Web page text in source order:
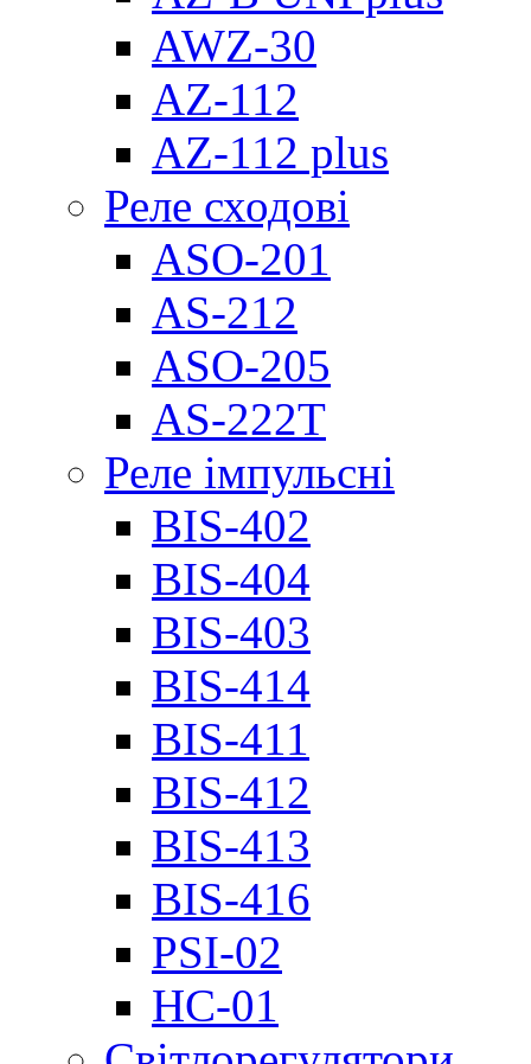
AWZ-30
AZ-112
AZ-112 plus
Реле сходові
ASO-201
AS-212
ASO-205
AS-222T
Реле імпульсні
BIS-402
BIS-404
BIS-403
BIS-414
BIS-411
BIS-412
BIS-413
BIS-416
PSI-02
НС-01